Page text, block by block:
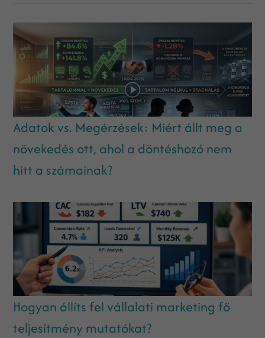
Adatok vs. Megérzések: Miért állt meg a
növekedés ott, ahol a döntéshozó nem
hitt a számainak?
Hogyan állíts fel vállalati marketing fő
teljesítmény mutatókat?